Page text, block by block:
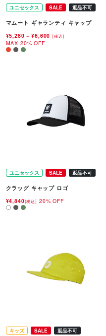
ユニセックス SALE 返品不可
マムート ギャランティ キャップ
¥5,280~ ¥6,600(税込)
MAX 20% OFF
ユニセックス SALE 返品不可
クラッグ キャップ ロゴ
¥4,840(税込) 20% OFF
キッズ SALE 返品不可